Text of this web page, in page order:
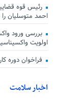
رئیس قوه
احمد متوسلیان
اولویت
فراخوان دوره
اخبار سلامت